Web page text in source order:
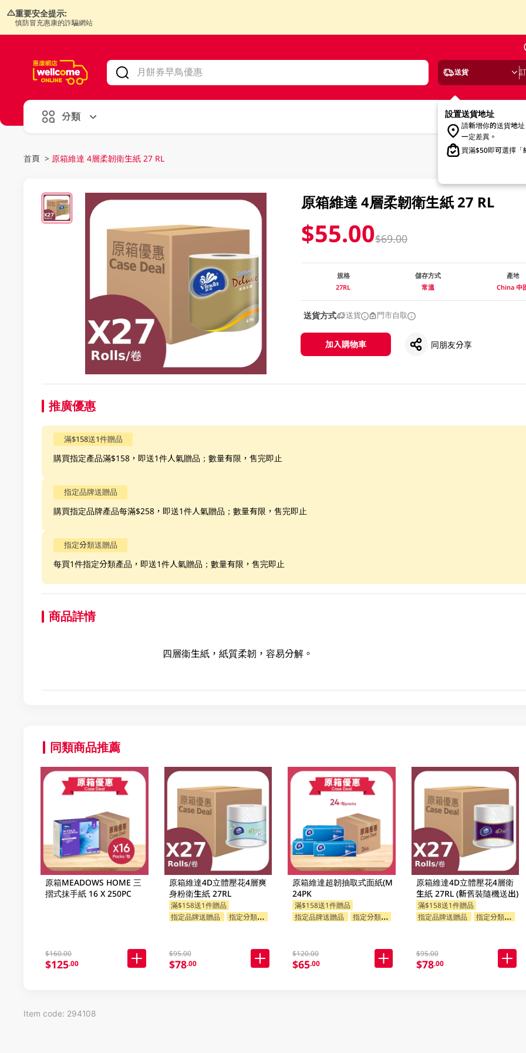
重要安全提示:
慎防冒充惠康的詐騙網站
送貨
設置送貨地址
請新增你的送貨地
一定差異。
買滿$50即可選擇「
分類
首頁 > 原箱維達 4層柔韌衛生紙 27 RL
原箱維達 4層柔韌衛生紙 27 RL
$55.00$69.00
規格
27RL
儲存方式
常溫
產地
China 中
送貨方式 送貨 門市自取
加入購物車 同朋友分享
推廣優惠
滿$158送1件贈品
購買指定產品滿$158，即送1件人氣贈品；數量有限，售完即止
指定品牌送贈品
購買指定品牌產品每滿$258，即送1件人氣贈品；數量有限，售完即止
指定分類送贈品
每買1件指定分類產品，即送1件人氣贈品；數量有限，售完即止
商品詳情
四層衞生紙，紙質柔韌，容易分解。
同類商品推薦
原箱MEADOWS HOME 三
摺式抹手紙 16 X 250PC
$160.00
$125.00
原箱維達4D立體壓花4層爽
身粉衛生紙 27RL
滿$158送1件贈品
指定品牌送贈品
指定分類送贈品
$95.00
$78.00
原箱維達超韌抽取式面紙(M
24PK
滿$158送1件贈品
指定品牌送贈品
指定分類送贈品
$120.00
$65.00
原箱維達4D立體壓花4層衛
生紙 27RL (新舊裝隨機送出)
滿$158送1件贈品
指定品牌送贈品
指定分類送贈品
$95.00
$78.00
Item code: 294108